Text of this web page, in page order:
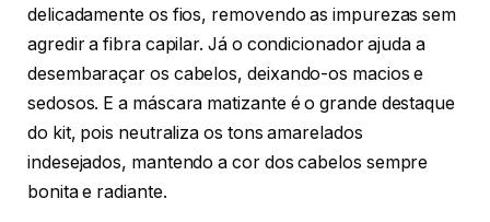
delicadamente os fios, removendo as impurezas sem
agredir a fibra capilar. Já o condicionador ajuda a
desembaraçar os cabelos, deixando-os macios e
sedosos. E a máscara matizante é o grande destaque
do kit, pois neutraliza os tons amarelados
indesejados, mantendo a cor dos cabelos sempre
bonita e radiante.